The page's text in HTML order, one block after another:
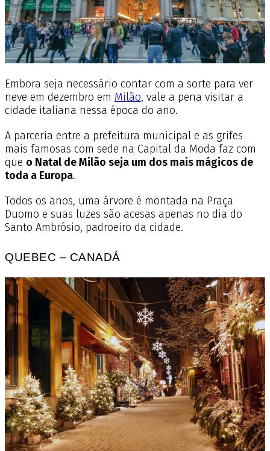
Embora seja necessário contar com a sorte para ver
neve em dezembro em Milão, vale a pena visitar a
cidade italiana nessa época do ano.
A parceria entre a prefeitura municipal e as grifes
mais famosas com sede na Capital da Moda faz com
que o Natal de Milão seja um dos mais mágicos de
toda a Europa.
Todos os anos, uma árvore é montada na Praça
Duomo e suas luzes são acesas apenas no dia do
Santo Ambrósio, padroeiro da cidade.
QUEBEC – CANADÁ